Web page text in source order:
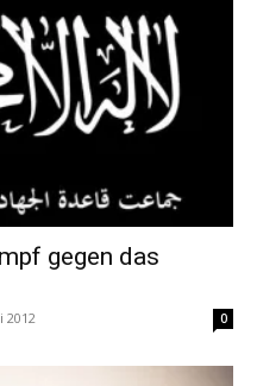
gegen das
2012 0